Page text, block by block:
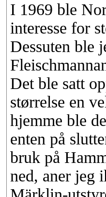
I 1969 ble
interesse for
Dessuten ble
Det ble satt
størrelse en
hjemme ble
enten på
bruk på
ned, aner jeg